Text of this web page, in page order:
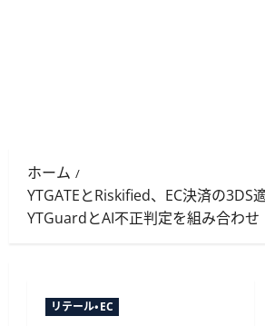
ホーム
YTGATEとRiskified、EC決済の3DS
YTGuardとAI不正判定を組み合わせ
リテール・EC